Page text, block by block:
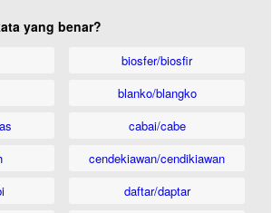
yang benar?
biosfer/biosfir
blanko/blangko
cabai/cabe
cendekiawan/cendikiawan
daftar/daptar